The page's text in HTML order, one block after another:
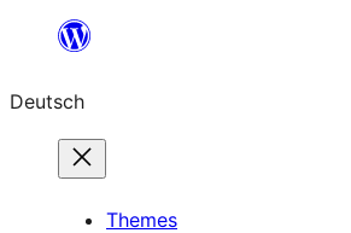
springen
Deutsch
Themes